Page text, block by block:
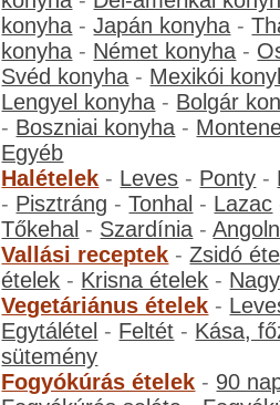
konyha -Japán konyha -
konyha - Német konyha -
Svéd konyha - Mexikói
Lengyel konyha - Bolgár
- Boszniai konyha -
Egyéb
Halételek - Leves - Ponty -
- Pisztráng -Tonhal - Lazac
Tőkehal - Szardínia -
Vallási receptek -Zsidó
ételek - Krisna ételek -
Vegetáriánus ételek -
Egytálétel - Feltét - Kása,
sütemény
Fogyókúrás ételek - 90